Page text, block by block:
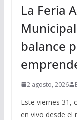
La Feria
balance
2 agosto, 2026
Este viernes 31,
en vivo desde el